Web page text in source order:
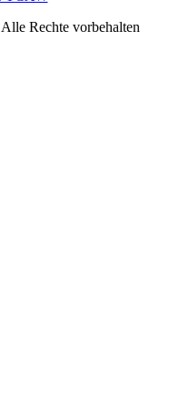
Alle Rechte vorbehalten